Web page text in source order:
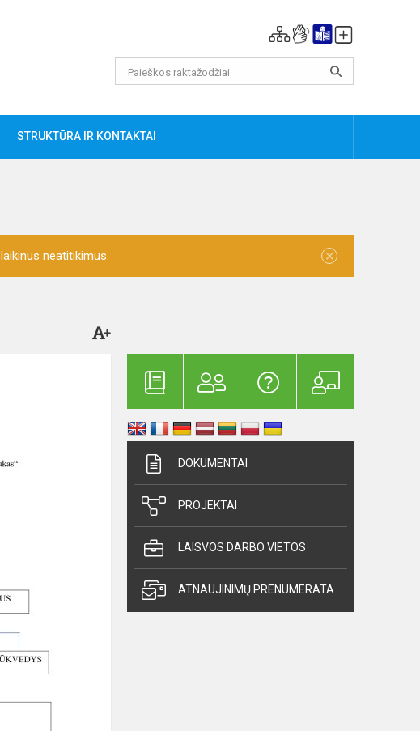
STRUKTŪRA IR KONTAKTAI
neatitikimus. ×
DOKUMENTAI
PROJEKTAI
LAISVOS DARBO VIETOS
ATNAUJINIMŲ PRENUMERATA